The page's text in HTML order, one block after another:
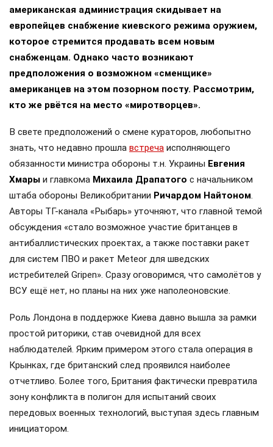
американская администрация скидывает на
европейцев снабжение киевского режима оружием,
которое стремится продавать всем новым
снабженцам. Однако часто возникают
предположения о возможном «сменщике»
американцев на этом позорном посту. Рассмотрим,
кто же рвётся на место «миротворцев».
В свете предположений о смене кураторов, любопытно
знать, что недавно прошла встреча исполняющего
обязанности министра обороны т.н. Украины Евгения
Хмары и главкома Михаила Драпатого с начальником
штаба обороны Великобритании Ричардом Найтоном.
Авторы ТГ-канала «Рыбарь» уточняют, что главной темой
обсуждения «стало возможное участие британцев в
антибаллистических проектах, а также поставки ракет
для систем ПВО и ракет Meteor для шведских
истребителей Gripen». Сразу оговоримся, что самолётов у
ВСУ ещё нет, но планы на них уже наполеоновские.
Роль Лондона в поддержке Киева давно вышла за рамки
простой риторики, став очевидной для всех
наблюдателей. Ярким примером этого стала операция в
Крынках, где британский след проявился наиболее
отчетливо. Более того, Британия фактически превратила
зону конфликта в полигон для испытаний своих
передовых военных технологий, выступая здесь главным
инициатором.